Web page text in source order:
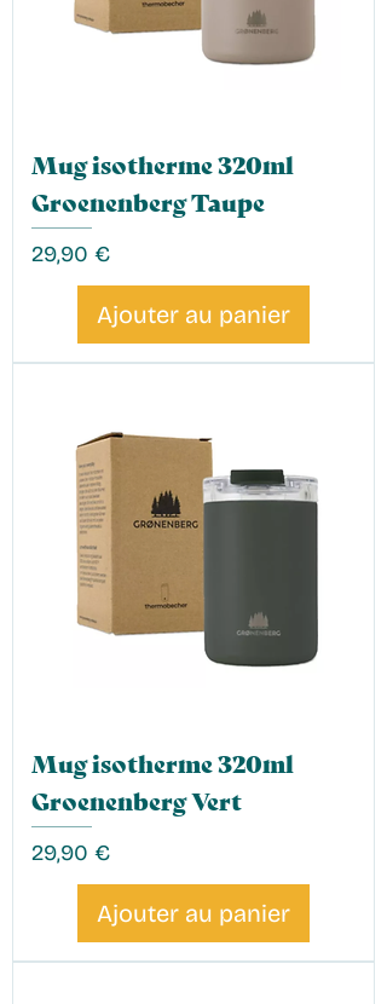
Mug isotherme 320ml
Groenenberg Taupe
Prix
29,90 €
Ajouter au panier
Mug isotherme 320ml
Groenenberg Vert
Prix
29,90 €
Ajouter au panier